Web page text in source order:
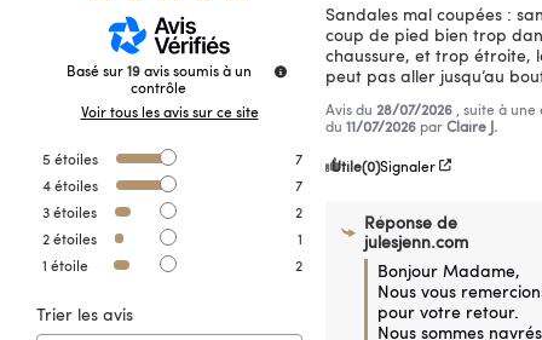
Basé sur19 avis soumis à un
contrôle
Voir tous les avis sur ce site
5 étoiles
7
4étoiles
7
3étoiles
2
2étoiles
1
1 étoile 2
Trier les avis
Sandales mal coupées :
coup de pied bien trop
chaussure, et trop étroite,
peut pas aller jusqu’au
Avis du 28/07/2026 , suite à
du 11/07/2026 parClaire J.
Utile(0)Signaler
Réponse de
julesjenn.com
Bonjour Madame,
Nous vous
pour votre retour.
Nous sommes navrés